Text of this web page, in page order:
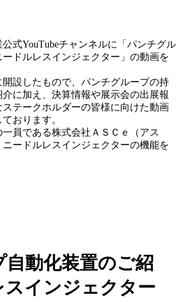
式YouTubeチャンネルに「パンチグル
ドルレスインジェクター」の動画を
開設したもので、パンチグループの持
に加え、決算情報や展示会の出展報
テークホルダーの皆様に向けた動画
おります。
員である株式会社ＡＳＣｅ（アス
ードルレスインジェクターの機能を
動化装置のご紹
インジェクター